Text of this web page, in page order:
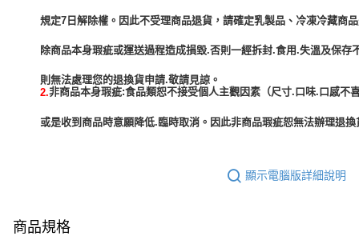
規定7日解除權。因此不受理商品退貨，請確定乳製品、冷凍冷藏商
除商品本身瑕疵或運送過程造成損毀.否則一經拆封.食用.失溫及保存
2.非商品本身瑕疵:食品類恕不接受個人主觀因素（尺寸.口味.口感不
或是收到商品時意願降低.臨時取消。因此非商品瑕疵恕無法辦理退
顯示電腦版詳細說明
商品規格